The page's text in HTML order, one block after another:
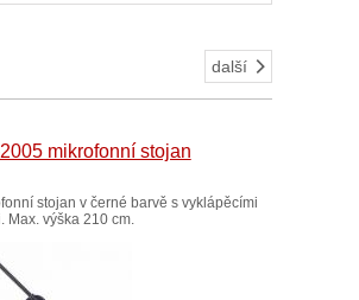
další
mikrofonní stojan
stojan v černé barvě s vyklápěcími
Max. výška 210 cm.